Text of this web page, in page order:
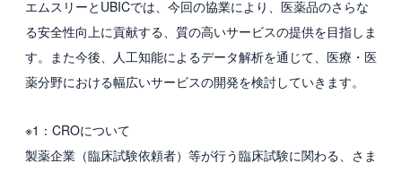
採用情報
新卒採用
カルチャー・制度
エムスリーとUBICでは、今回の協業により、医薬品のさらな
る安全性向上に貢献する、質の高いサービスの提供を目指しま
す。また今後、人工知能によるデータ解析を通じて、医療・医
薬分野における幅広いサービスの開発を検討していきます。
※1：CROについて
製薬企業（臨床試験依頼者）等が行う臨床試験に関わる、さま